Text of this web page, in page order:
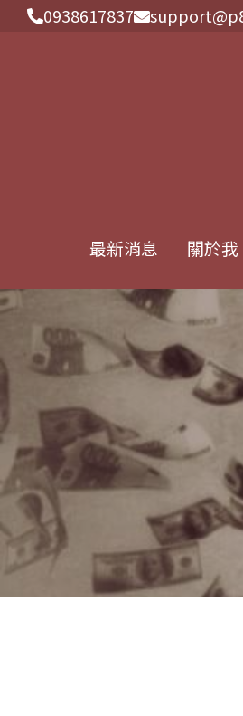
0938617837
最新消息 關於我
0938617837
最新消息 關於我